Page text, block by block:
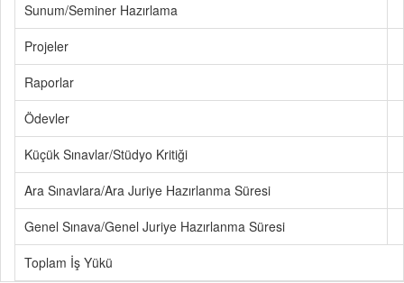
Sunum/Seminer Hazırlama
Projeler
Raporlar
Ödevler
Küçük Sınavlar/Stüdyo Kritiği
Ara Sınavlara/Ara Juriye Hazırlanma Süresi
Genel Sınava/Genel Juriye Hazırlanma Süresi
Toplam İş Yükü